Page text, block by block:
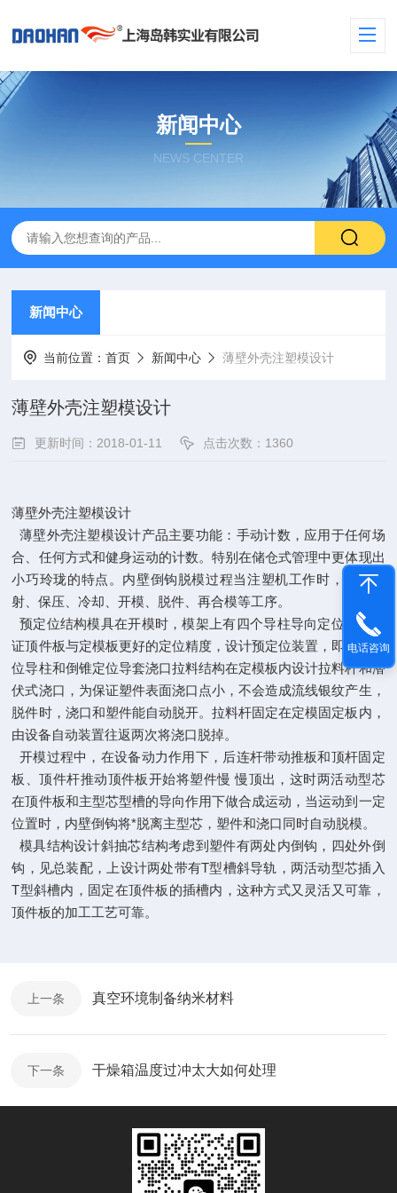
新闻中心
NEWS CENTER
新闻中心
当前位置：首页 新闻中心 薄壁外壳注塑模设计
薄壁外壳注塑模设计
更新时间：2018-01-11 点击次数：1360
薄壁外壳注塑模设计
薄壁外壳注塑模设计产品主要功能：手动计数，应用于任何场
合、任何方式和健身运动的计数。特别在储仓式管理中更体现出
小巧玲珑的特点。内壁倒钩脱模过程当注塑机工作时，经过注
射、保压、冷却、开模、脱件、再合模等工序。
预定位结构模具在开模时，模架上有四个导柱导向定位，为保
证顶件板与定模板更好的定位精度，设计预定位装置，即倒锥定
位导柱和倒锥定位导套浇口拉料结构在定模板内设计拉料杆和潜
伏式浇口，为保证塑件表面浇口点小，不会造成流线银纹产生，
脱件时，浇口和塑件能自动脱开。拉料杆固定在定模固定板内，
由设备自动装置往返两次将浇口脱掉。
开模过程中，在设备动力作用下，后连杆带动推板和顶杆固定
板、顶件杆推动顶件板开始将塑件慢 慢顶出，这时两活动型芯
在顶件板和主型芯型槽的导向作用下做合成运动，当运动到一定
位置时，内壁倒钩将*脱离主型芯，塑件和浇口同时自动脱模。
模具结构设计斜抽芯结构考虑到塑件有两处内倒钩，四处外倒
钩，见总装配，上设计两处带有T型槽斜导轨，两活动型芯插入
T型斜槽内，固定在顶件板的插槽内，这种方式又灵活又可靠，
顶件板的加工工艺可靠。
上一条 真空环境制备纳米材料
下一条 干燥箱温度过冲太大如何处理
电话咨询